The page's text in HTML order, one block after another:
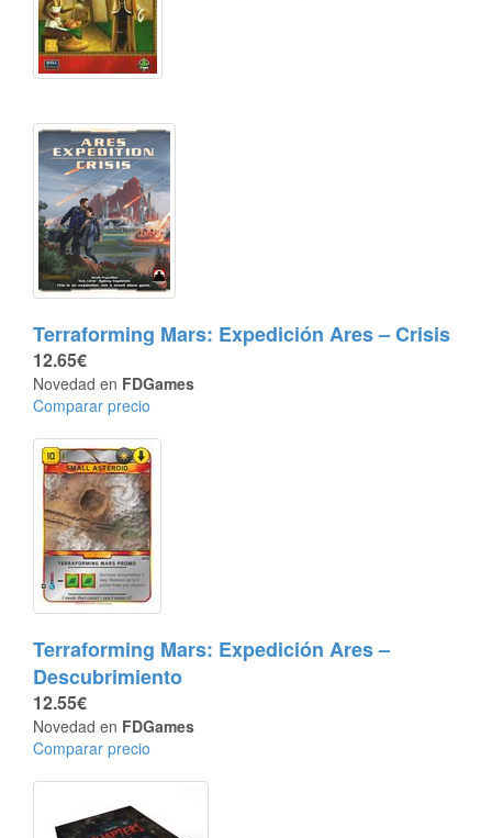
Terraforming Mars: Expedición Ares – Crisis
12.65€
Novedad en FDGames
Comparar precio
Terraforming Mars: Expedición Ares –
Descubrimiento
12.55€
Novedad en FDGames
Comparar precio